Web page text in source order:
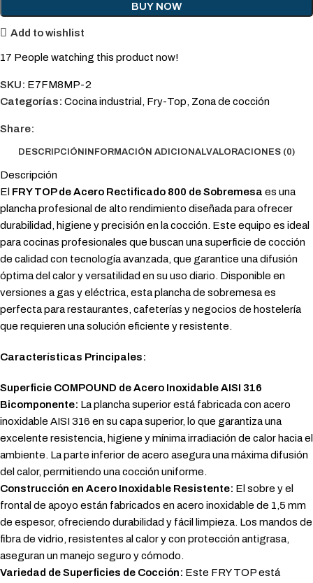
BUY NOW
Add to wishlist
17 People watching this product now!
SKU: E7FM8MP-2
Categorías: Cocina industrial , Fry-Top, Zona de cocción
Share:
DESCRIPCIÓNINFORMACIÓN ADICIONALVALORACIONES (0)
Descripción
El FRY TOP de Acero Rectificado 800 de Sobremesa es una
plancha profesional de alto rendimiento diseñada para ofrecer
durabilidad, higiene y precisión en la cocción. Este equipo es ideal
para cocinas profesionales que buscan una superficie de cocción
de calidad con tecnología avanzada, que garantice una difusión
óptima del calor y versatilidad en su uso diario. Disponible en
versiones a gas y eléctrica, esta plancha de sobremesa es
perfecta para restaurantes, cafeterías y negocios de hostelería
que requieren una solución eficiente y resistente.
Características Principales:
Superficie COMPOUND de Acero Inoxidable AISI 316
Bicomponente: La plancha superior está fabricada con acero
inoxidable AISI 316 en su capa superior, lo que garantiza una
excelente resistencia, higiene y mínima irradiación de calor hacia el
ambiente. La parte inferior de acero asegura una máxima difusión
del calor, permitiendo una cocción uniforme.
Construcción en Acero Inoxidable Resistente: El sobre y el
frontal de apoyo están fabricados en acero inoxidable de 1,5 mm
de espesor, ofreciendo durabilidad y fácil limpieza. Los mandos de
fibra de vidrio, resistentes al calor y con protección antigrasa,
aseguran un manejo seguro y cómodo.
Variedad de Superficies de Cocción: Este FRY TOP está